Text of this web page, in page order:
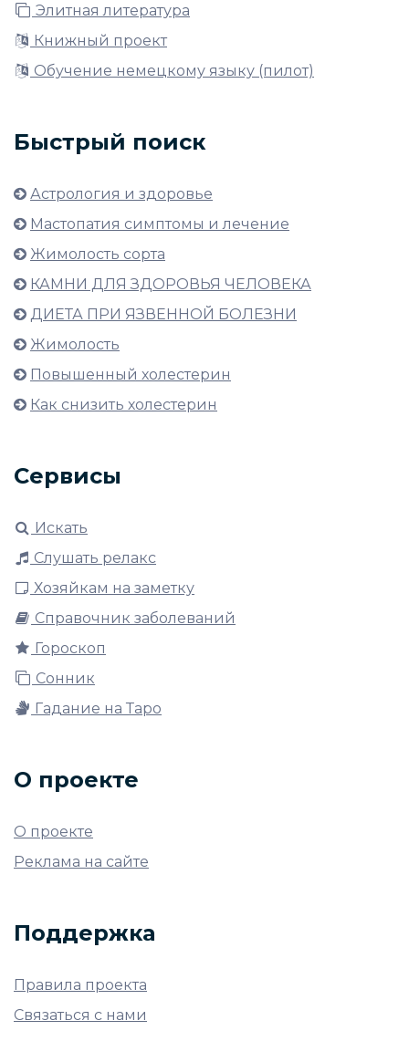
Элитная литература
Книжный проект
Обучение немецкому языку (пилот)
Быстрый поиск
Астрология и здоровье
Мастопатия симптомы и лечение
Жимолость сорта
КАМНИ ДЛЯ ЗДОРОВЬЯ ЧЕЛОВЕКА
ДИЕТА ПРИ ЯЗВЕННОЙ БОЛЕЗНИ
Жимолость
Повышенный холестерин
Как снизить холестерин
Сервисы
Искать
Слушать релакс
Хозяйкам на заметку
Справочник заболеваний
Гороскоп
Сонник
Гадание на Таро
О проекте
О проекте
Реклама на сайте
Поддержка
Правила проекта
Связаться с нами